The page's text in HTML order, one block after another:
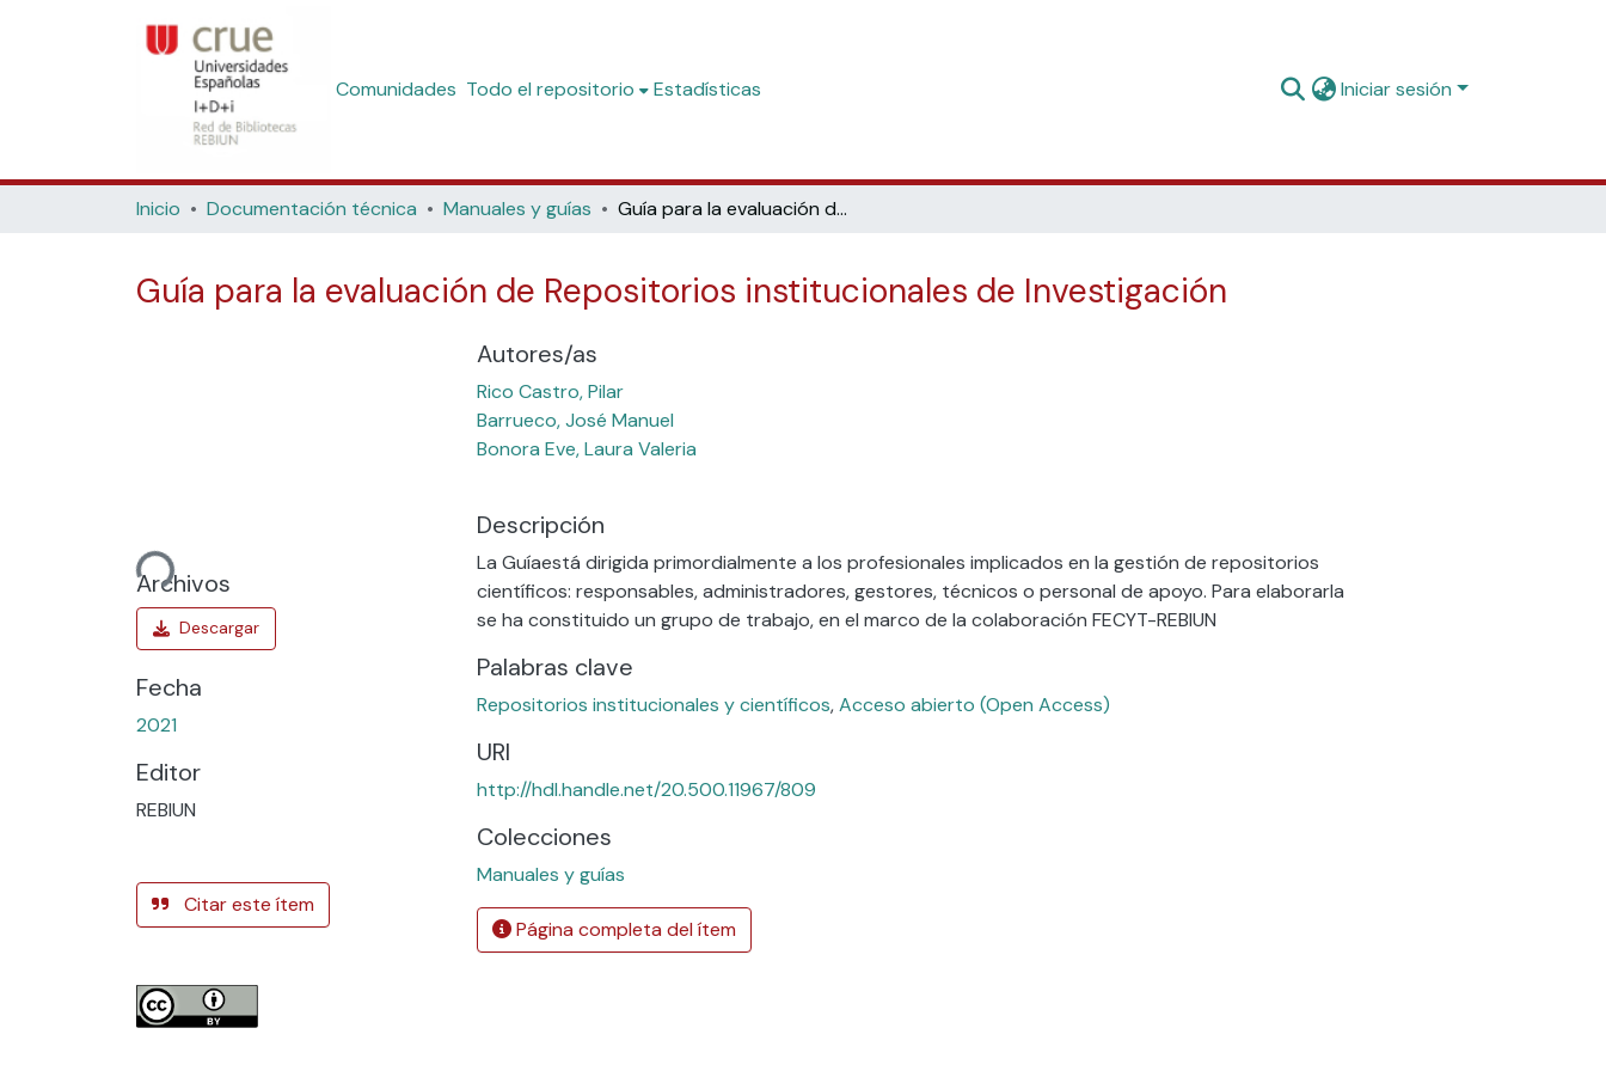
Comunidades Todo el repositorio Estadísticas Iniciar sesión
Inicio Documentación técnica Manuales y guías Guía para la evaluación de Repositorios institucionales de Investigación
Guía para la evaluación de Repositorios institucionales de Investigación
Cargando...
Archivos
Fecha
2021
Editor
REBIUN
Citar este ítem
Autores/as
Rico Castro, Pilar
Barrueco, José Manuel
Bonora Eve, Laura Valeria
Descripción
La Guíaestá dirigida primordialmente a los profesionales implicados en la gestión de repositorios
científicos: responsables, administradores, gestores, técnicos o personal de apoyo. Para elaborarla
se ha constituido un grupo de trabajo, en el marco de la colaboración FECYT-REBIUN
Palabras clave
Repositorios institucionales y científicos,Acceso abierto (Open Access)
URI
http://hdl.handle.net/20.500.11967/809
Colecciones
Manuales y guías
Página completa del ítem